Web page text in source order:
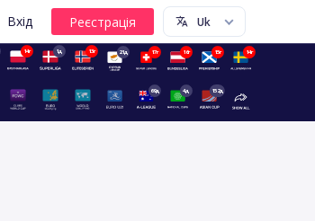
Вхід
14г 1д 13г 21д 17г 16г 15г 14г
69д 4д 152д